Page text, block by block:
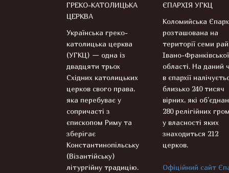
ГРЕКО-КАТОЛИЦЬКА
ЦЕРКВА
Українська греко-
католицька церква
(УГКЦ) — одна із
двадцяти трьох
Східних католицьких
церков свого права,
яка перебуває у
сопричасті з
єпископом Риму та
зберігає
Константинопільську
(Візантійську)
літургійну традицію.
ЄПАРХІЯ УГКЦ
Коломийська
розташована на
території семи
Івано-Франківської
області. На даний
в єпархії
близько 240 тисяч
вірних, які
280 релігійних
у власності яких
знаходиться 212
церков.
Офіційний сайт